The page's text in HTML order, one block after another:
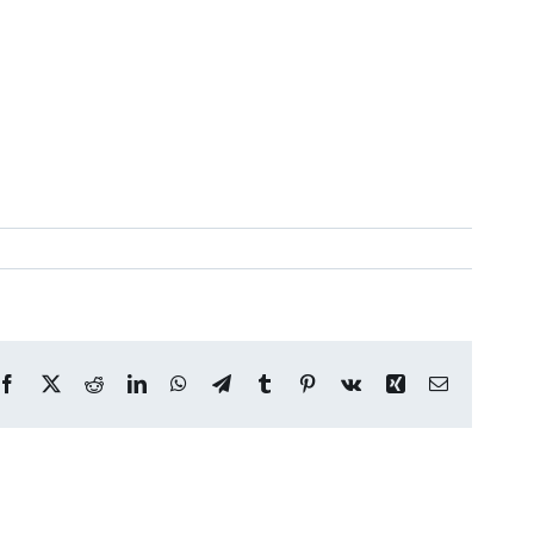
Facebook
X RedditLinkedInWhatsApp
TelegramTumblr Pinterest
Vk Xing Correo